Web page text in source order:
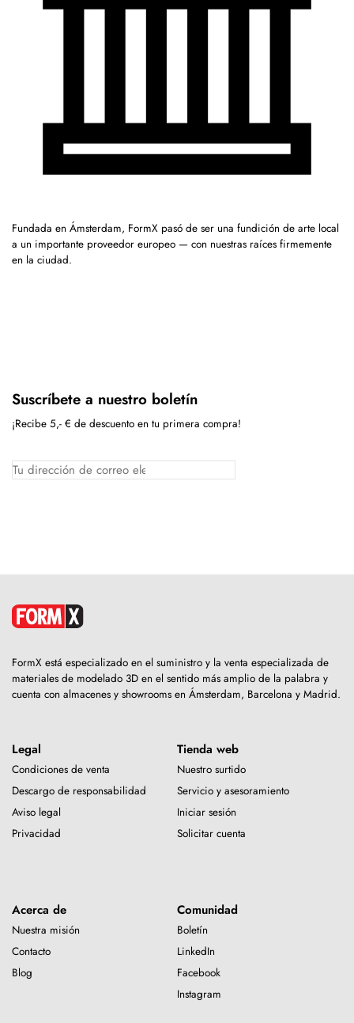
Fundada en Ámsterdam, FormX pasó de ser una fundición de arte local
a un importante proveedor europeo — con nuestras raíces firmemente
en la ciudad.
Suscríbete a nuestro boletín
¡Recibe 5,- € de descuento en tu primera compra!
FormX está especializado en el suministro y la venta especializada de
materiales de modelado 3D en el sentido más amplio de la palabra y
cuenta con almacenes y showrooms en Ámsterdam, Barcelona y Madrid.
Legal
Condiciones de venta
Descargo de responsabilidad
Aviso legal
Privacidad
Tienda web
Nuestro surtido
Servicio y asesoramiento
Iniciar sesión
Solicitar cuenta
Acerca de
Nuestra misión
Contacto
Blog
Comunidad
Boletín
LinkedIn
Facebook
Instagram